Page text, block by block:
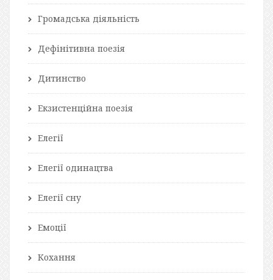
Громадська діяльність
Дефінітивна поезія
Дитинство
Екзистенційна поезія
Елегії
Елегії одинацтва
Елегії сну
Емоції
Кохання